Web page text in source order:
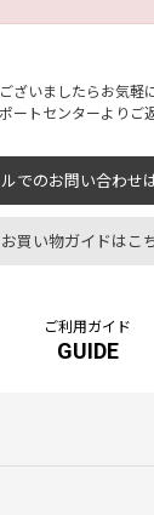
ざいましたらお気軽
ートセンターよりご
でのお問い合わせ
お買い物ガイドはこ
ご利用ガイド
GUIDE